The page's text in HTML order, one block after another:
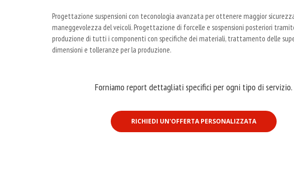
Progettazione suspensioni con teconologia avanzata per ottenere maggior
maneggevolezza del veicoli. Progettazione di forcelle e sospensioni posteriori
produzione di tutti i componenti con specifiche dei materiali, trattamento delle
dimensioni e tolleranze per la produzione.
Forniamo report dettagliati specifici per ogni tipo di servizio.
RICHIEDI UN'OFFERTA PERSONALIZZATA